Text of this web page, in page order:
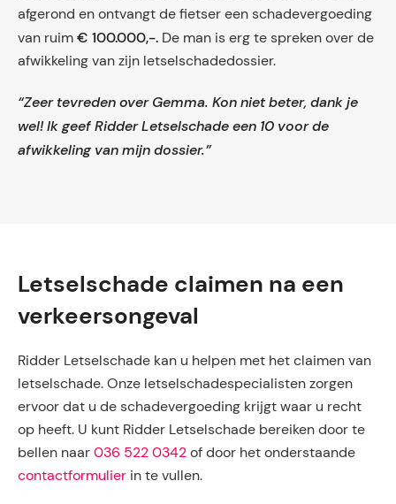
afgerond en ontvangt de fietser een schadevergoeding
van ruim € 100.000,-. De man is erg te spreken over de
afwikkeling van zijn letselschadedossier.
“Zeer tevreden over Gemma. Kon niet beter, dank je
wel! Ik geef Ridder Letselschade een 10 voor de
afwikkeling van mijn dossier.”
Letselschade claimen na een
verkeersongeval
Ridder Letselschade kan u helpen met het claimen van
letselschade. Onze letselschadespecialisten zorgen
ervoor dat u de schadevergoeding krijgt waar u recht
op heeft. U kunt Ridder Letselschade bereiken door te
bellen naar 036 522 0342 of door het onderstaande
contactformulier in te vullen.